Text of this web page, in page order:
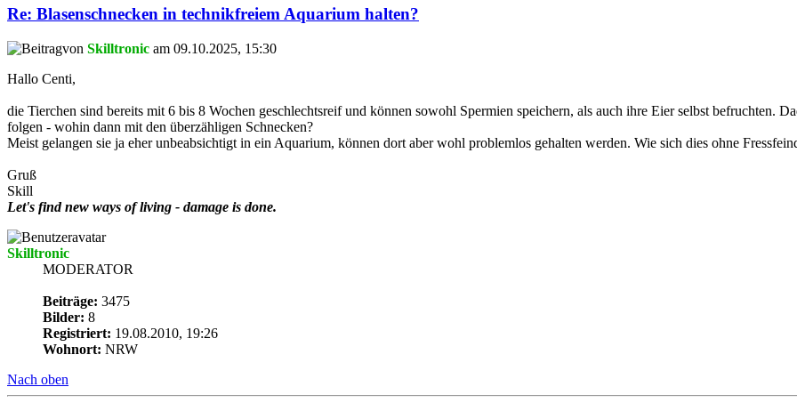
Re: Blasenschnecken in technikfreiem Aquarium halten?
von Skilltronic am 09.10.2025, 15:30
Hallo Centi,
die Tierchen sind bereits mit 6 bis 8 Wochen geschlechtsreif und können sowohl Spermien speichern, als auch ihre Eier selbst befruchten.
folgen - wohin dann mit den überzähligen Schnecken?
Meist gelangen sie ja eher unbeabsichtigt in ein Aquarium, können dort aber wohl problemlos gehalten werden. Wie sich dies ohne
Gruß
Skill
Let's find new ways of living - damage is done.
Skilltronic
MODERATOR
Beiträge: 3475
Bilder: 8
Registriert: 19.08.2010, 19:26
Wohnort: NRW
Nach oben